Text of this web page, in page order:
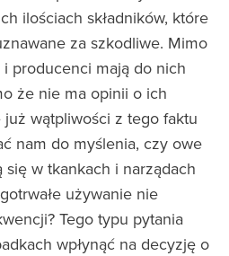
ilościach składników, które
za szkodliwe. Mimo
producenci mają do nich
że nie ma opinii o ich
wątpliwości z tego faktu
nam do myślenia, czy owe
się w tkankach i narządach
używanie nie
Tego typu pytania
wpłynąć na decyzję o